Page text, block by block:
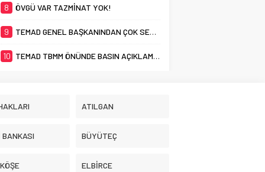
8 ÖVGÜ VAR TAZMİNAT YOK!
9 TEMAD GENEL BAŞKANINDAN ÇOK SERT AÇIKLAMA
10 TEMAD TBMM ÖNÜNDE BASIN AÇIKLAMASI YAPTI! ASTSUBAYLAR TAZMİNAT HAKKINI İSTİYOR!
ATILGAN
BANKASI BÜYÜTEÇ
ELBİRCE